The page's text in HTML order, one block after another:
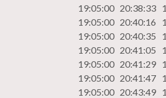
19:05:00 20:38:33
19:05:00 20:40:16
19:05:00 20:40:35
19:05:00 20:41:05
19:05:00 20:41:29
19:05:00 20:41:47
19:05:00 20:43:49